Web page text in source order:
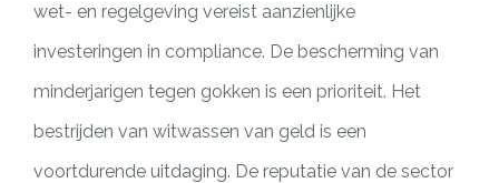
wet- en regelgeving vereist aanzienlijke
investeringen in compliance. De bescherming van
minderjarigen tegen gokken is een prioriteit. Het
bestrijden van witwassen van geld is een
voortdurende uitdaging. De reputatie van de sector